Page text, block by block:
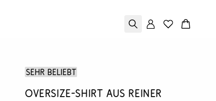
Sehr beliebt
Oversize-Shirt aus reiner